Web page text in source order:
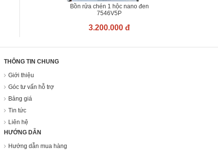
Bồn rửa chén 1 hộc nano đen
7546V5P
3.200.000 đ
THÔNG TIN CHUNG
Giới thiệu
Góc tư vấn hỗ trợ
Bảng giá
Tin tức
Liên hệ
HƯỚNG DẪN
Hướng dẫn mua hàng